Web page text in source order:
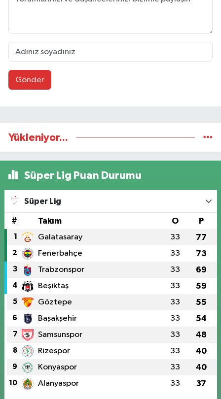
Gönder
Yükleniyor...
Süper Lig Puan Durumu
Süper Lig
# Takım O P
1 Galatasaray 33 77
2 Fenerbahçe 33 73
3 Trabzonspor 33 69
4 Beşiktaş 33 59
5 Göztepe 33 55
6 Başakşehir 33 54
7 Samsunspor 33 48
8 Rizespor 33 40
9 Konyaspor 33 40
10 Alanyaspor 33 37